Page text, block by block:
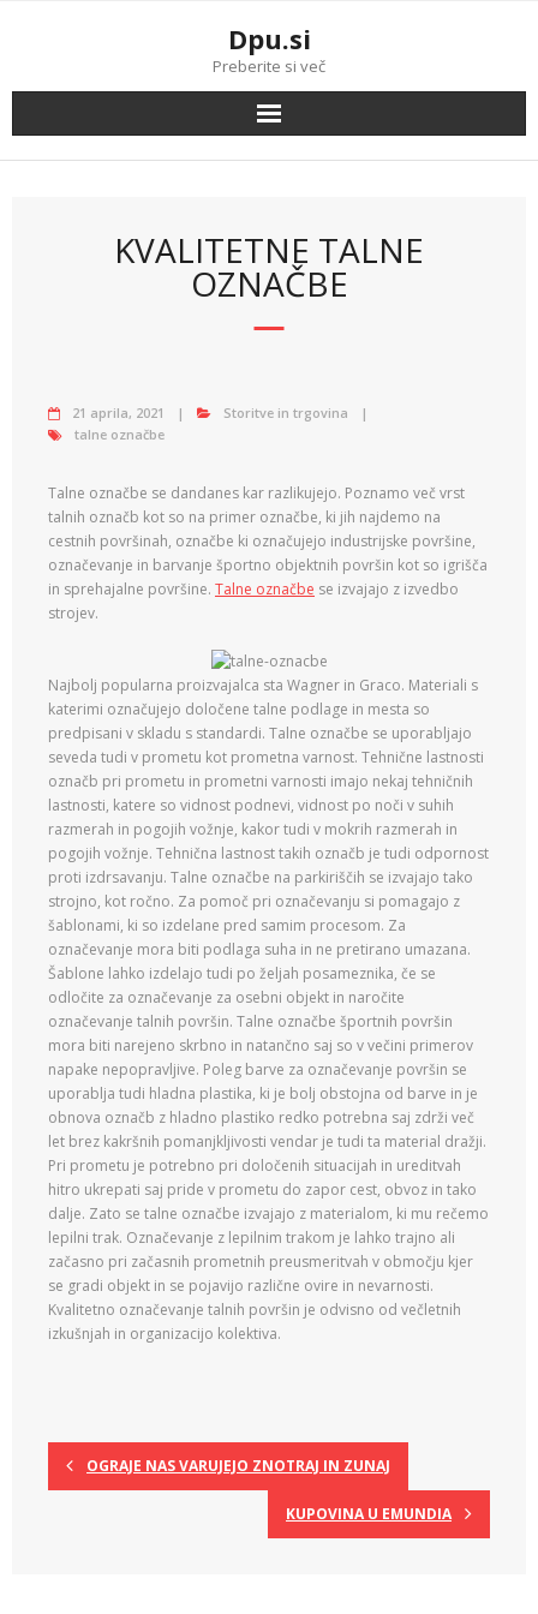
Dpu.si
Preberite si več
KVALITETNE TALNE
OZNAČBE
21 aprila, 2021
Storitve in trgovina
talne označbe
Talne označbe se dandanes kar razlikujejo. Poznamo več vrst
talnih označb kot so na primer označbe, ki jih najdemo na
cestnih površinah, označbe ki označujejo industrijske površine,
označevanje in barvanje športno objektnih površin kot so igrišča
in sprehajalne površine. Talne označbe se izvajajo z izvedbo
strojev.
Najbolj popularna proizvajalca sta Wagner in Graco. Materiali s
katerimi označujejo določene talne podlage in mesta so
predpisani v skladu s standardi. Talne označbe se uporabljajo
seveda tudi v prometu kot prometna varnost. Tehnične lastnosti
označb pri prometu in prometni varnosti imajo nekaj tehničnih
lastnosti, katere so vidnost podnevi, vidnost po noči v suhih
razmerah in pogojih vožnje, kakor tudi v mokrih razmerah in
pogojih vožnje. Tehnična lastnost takih označb je tudi odpornost
proti izdrsavanju. Talne označbe na parkiriščih se izvajajo tako
strojno, kot ročno. Za pomoč pri označevanju si pomagajo z
šablonami, ki so izdelane pred samim procesom. Za
označevanje mora biti podlaga suha in ne pretirano umazana.
Šablone lahko izdelajo tudi po željah posameznika, če se
odločite za označevanje za osebni objekt in naročite
označevanje talnih površin. Talne označbe športnih površin
mora biti narejeno skrbno in natančno saj so v večini primerov
napake nepopravljive. Poleg barve za označevanje površin se
uporablja tudi hladna plastika, ki je bolj obstojna od barve in je
obnova označb z hladno plastiko redko potrebna saj zdrži več
let brez kakršnih pomanjkljivosti vendar je tudi ta material dražji.
Pri prometu je potrebno pri določenih situacijah in ureditvah
hitro ukrepati saj pride v prometu do zapor cest, obvoz in tako
dalje. Zato se talne označbe izvajajo z materialom, ki mu rečemo
lepilni trak. Označevanje z lepilnim trakom je lahko trajno ali
začasno pri začasnih prometnih preusmeritvah v območju kjer
se gradi objekt in se pojavijo različne ovire in nevarnosti.
Kvalitetno označevanje talnih površin je odvisno od večletnih
izkušnjah in organizacijo kolektiva.
OGRAJE NAS VARUJEJO ZNOTRAJ IN ZUNAJ
KUPOVINA U EMUNDIA